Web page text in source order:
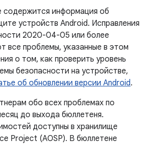
содержится информация об
устройств Android. Исправления
2020-04-05 или более
все проблемы, указанные в этом
о том, как проверить уровень
безопасности на устройстве,
об обновлении версии Android.
обо всех проблемах по
до выхода бюллетеня.
доступны в хранилище
Project (AOSP). В бюллетене